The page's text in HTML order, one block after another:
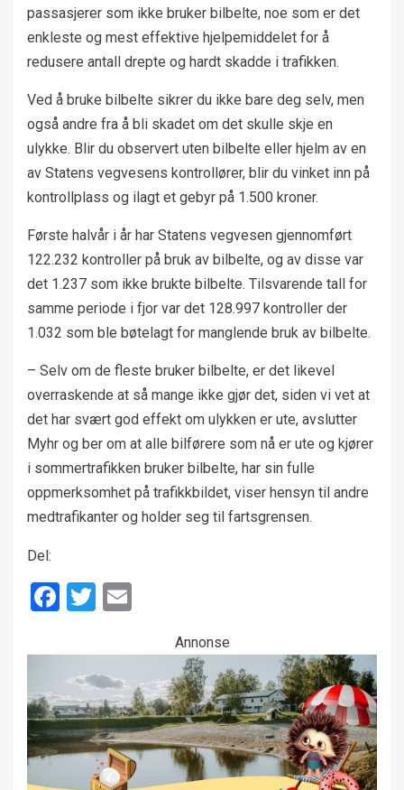
passasjerer som ikke bruker bilbelte, noe som er det
enkleste og mest effektive hjelpemiddelet for å
redusere antall drepte og hardt skadde i trafikken.
Ved å bruke bilbelte sikrer du ikke bare deg selv, men
også andre fra å bli skadet om det skulle skje en
ulykke. Blir du observert uten bilbelte eller hjelm av en
av Statens vegvesens kontrollører, blir du vinket inn på
kontrollplass og ilagt et gebyr på 1.500 kroner.
Første halvår i år har Statens vegvesen gjennomført
122.232 kontroller på bruk av bilbelte, og av disse var
det 1.237 som ikke brukte bilbelte. Tilsvarende tall for
samme periode i fjor var det 128.997 kontroller der
1.032 som ble bøtelagt for manglende bruk av bilbelte.
– Selv om de fleste bruker bilbelte, er det likevel
overraskende at så mange ikke gjør det, siden vi vet at
det har svært god effekt om ulykken er ute, avslutter
Myhr og ber om at alle bilførere som nå er ute og kjører
i sommertrafikken bruker bilbelte, har sin fulle
oppmerksomhet på trafikkbildet, viser hensyn til andre
medtrafikanter og holder seg til fartsgrensen.
Del:
Facebook
Twitter
Annonse